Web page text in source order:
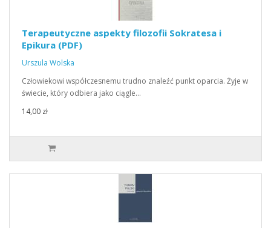
Terapeutyczne aspekty filozofii Sokratesa i
Epikura (PDF)
Urszula Wolska
Człowiekowi współczesnemu trudno znaleźć punkt oparcia. Żyje w
świecie, który odbiera jako ciągle…
14,00 zł